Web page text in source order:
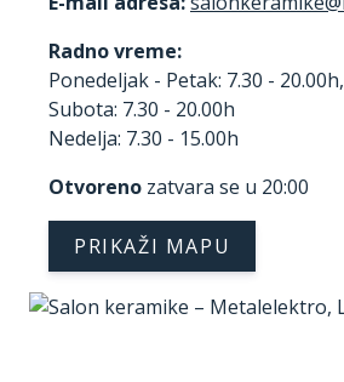
Radno vreme:
Ponedeljak - Petak: 7.30 - 20.00h,
Subota: 7.30 - 20.00h
Nedelja: 7.30 - 15.00h
Otvoreno zatvara se u 20:00
PRIKAŽI MAPU